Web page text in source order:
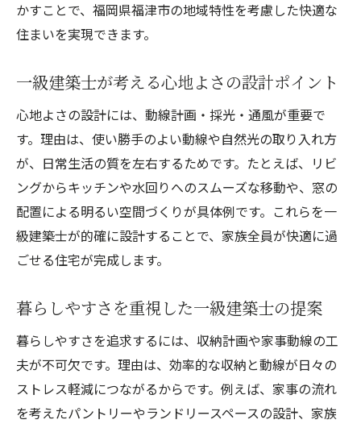
かすことで、福岡県福津市の地域特性を考慮した快適な
住まいを実現できます。
一級建築士が考える心地よさの設計ポイント
心地よさの設計には、動線計画・採光・通風が重要で
す。理由は、使い勝手のよい動線や自然光の取り入れ方
が、日常生活の質を左右するためです。たとえば、リビ
ングからキッチンや水回りへのスムーズな移動や、窓の
配置による明るい空間づくりが具体例です。これらを一
級建築士が的確に設計することで、家族全員が快適に過
ごせる住宅が完成します。
暮らしやすさを重視した一級建築士の提案
暮らしやすさを追求するには、収納計画や家事動線の工
夫が不可欠です。理由は、効率的な収納と動線が日々の
ストレス軽減につながるからです。例えば、家事の流れ
を考えたパントリーやランドリースペースの設計、家族